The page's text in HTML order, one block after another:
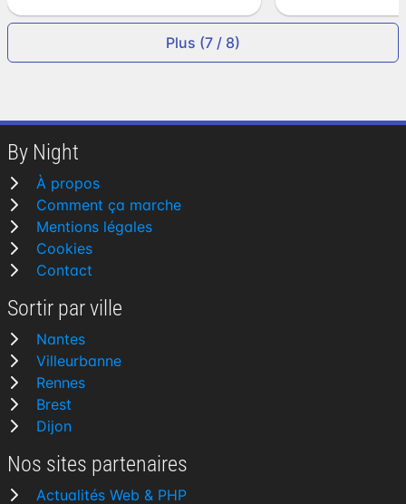
Plus (7 / 8)
By Night
À propos
Comment ça marche
Mentions légales
Cookies
Contact
Sortir par ville
Nantes
Villeurbanne
Rennes
Brest
Dijon
Nos sites partenaires
Actualités Web & PHP